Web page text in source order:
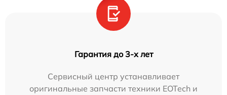
Гарантия до 3-х лет
Сервисный центр устанавливает
оригинальные запчасти техники EOTech и